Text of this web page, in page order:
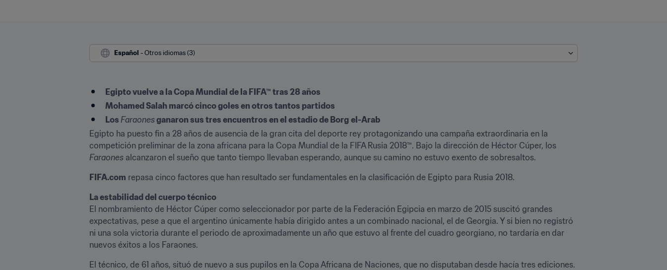
Español - Otros idiomas (3)
Egipto vuelve a la Copa Mundial de la FIFA™ tras 28 años
Mohamed Salah marcó cinco goles en otros tantos partidos
Los Faraones ganaron sus tres encuentros en el estadio de Borg el-Arab
Egipto ha puesto fin a 28 años de ausencia de la gran cita del deporte rey protagonizando una campaña extraordinaria en la
Faraones alcanzaron el sueño que tanto tiempo llevaban esperando, aunque su camino no estuvo exento de sobresaltos.
FIFA.com repasa cinco factores que han resultado ser fundamentales en la clasificación de Egipto para Rusia 2018.
La estabilidad del cuerpo técnico
El nombramiento de Héctor Cúper como seleccionador por parte de la Federación Egipcia en marzo de 2015 suscitó grandes
expectativas, pese a que el argentino únicamente había dirigido antes a un combinado nacional, el de Georgia. Y si bien no registró
ni una sola victoria durante el periodo de aproximadamente un año que estuvo al frente del cuadro georgiano, no tardaría en dar
nuevos éxitos a los Faraones.
El técnico, de 61 años, situó de nuevo a sus pupilos en la Copa Africana de Naciones, que no disputaban desde hacía tres ediciones.